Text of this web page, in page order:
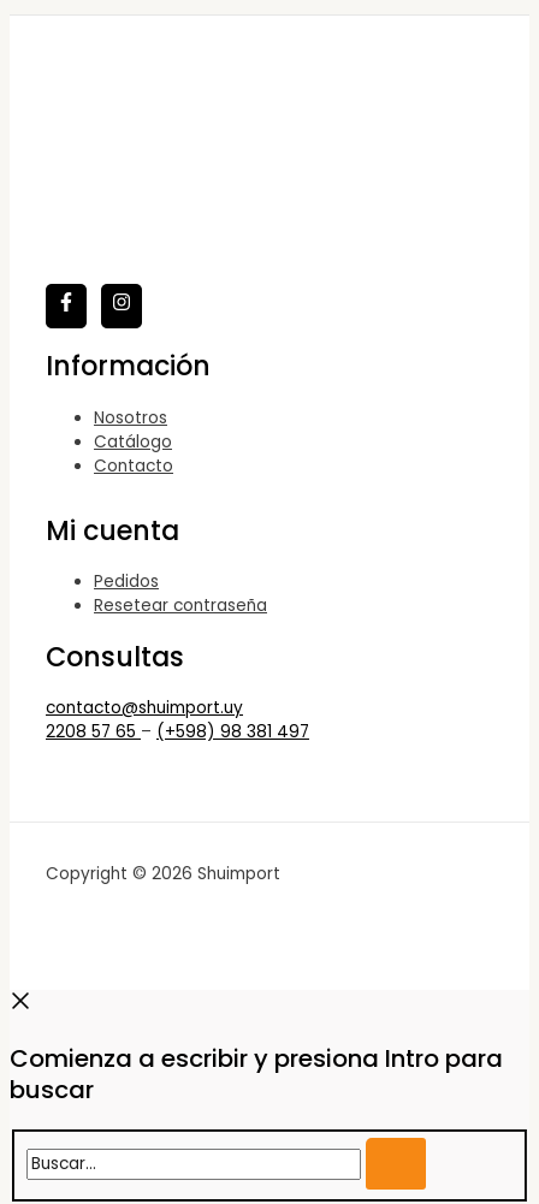
Información
Nosotros
Catálogo
Contacto
Mi cuenta
Pedidos
Resetear contraseña
Consultas
contacto@shuimport.uy
2208 57 65 – (+598) 98 381 497
Copyright © 2026 Shuimport
Comienza a escribir y presiona Intro para
buscar
Buscar...